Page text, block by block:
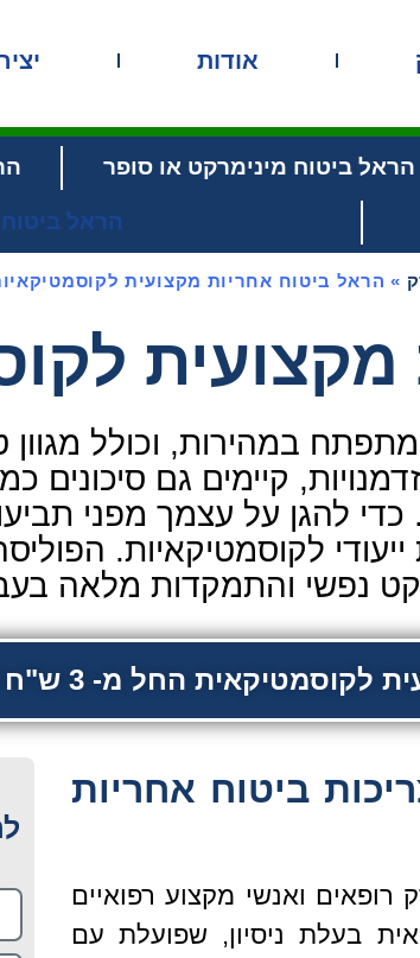
אודות
הראל ביטוח מינימרקט או סופר
הראל
» הראל ביטוח אחריות מקצועית
במהירות, וכולל מגוון
קיימים גם סיכונים
כדי להגן על עצמך מפני
לקוסמטיקאיות.
נפשי והתמקדות מלאה
החל מ- 3 ש"ח ליום
ביטוח אחריות
ואנשי מקצוע רפואיים
בעלת ניסיון, שפועלת עם